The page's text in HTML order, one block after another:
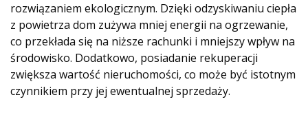
rozwiązaniem ekologicznym. Dzięki odzyskiwaniu ciepła
z powietrza dom zużywa mniej energii na ogrzewanie,
co przekłada się na niższe rachunki i mniejszy wpływ na
środowisko. Dodatkowo, posiadanie rekuperacji
zwiększa wartość nieruchomości, co może być istotnym
czynnikiem przy jej ewentualnej sprzedaży.